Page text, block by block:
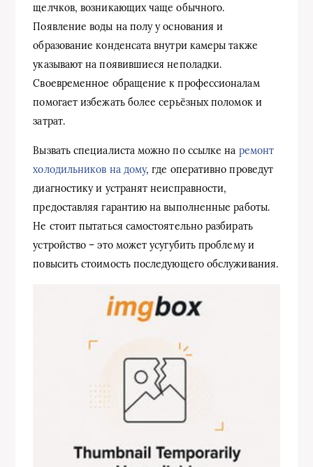
щелчков, возникающих чаще обычного.
Появление воды на полу у основания и
образование конденсата внутри камеры также
указывают на появившиеся неполадки.
Своевременное обращение к профессионалам
помогает избежать более серьёзных поломок и
затрат.
Вызвать специалиста можно по ссылке на ремонт
холодильников на дому, где оперативно проведут
диагностику и устранят неисправности,
предоставляя гарантию на выполненные работы.
Не стоит пытаться самостоятельно разбирать
устройство – это может усугубить проблему и
повысить стоимость последующего обслуживания.